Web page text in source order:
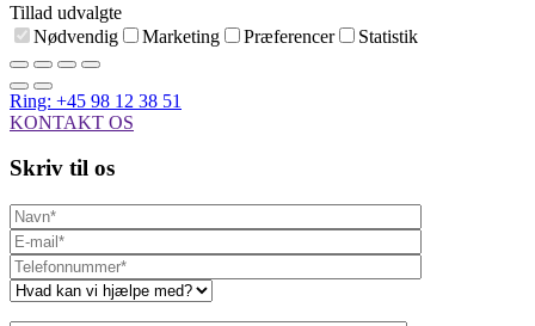
Tillad udvalgte
Nødvendig
Marketing Præferencer Statistik
Ring: +45 98 12 38 51
KONTAKT OS
Skriv til os